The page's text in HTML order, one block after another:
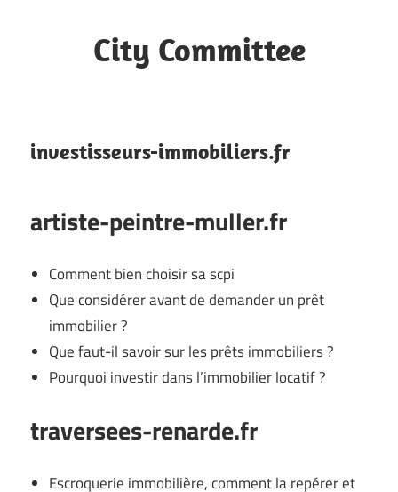
City Committee
investisseurs-immobiliers.fr
artiste-peintre-muller.fr
Comment bien choisir sa scpi
Que considérer avant de demander un prêt
immobilier ?
Que faut-il savoir sur les prêts immobiliers ?
Pourquoi investir dans l’immobilier locatif ?
traversees-renarde.fr
Escroquerie immobilière, comment la repérer et